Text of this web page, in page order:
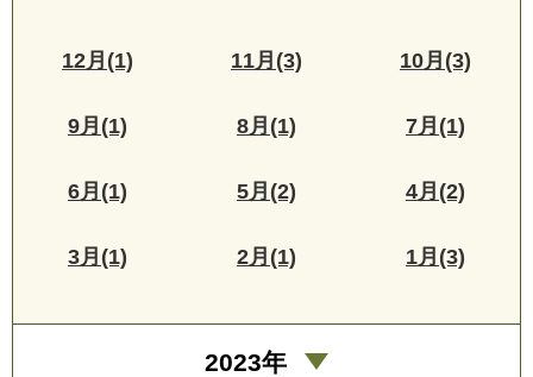
12月(1) 11月(3) 10月(3)
9月(1) 8月(1) 7月(1)
6月(1) 5月(2) 4月(2)
3月(1) 2月(1) 1月(3)
2023年